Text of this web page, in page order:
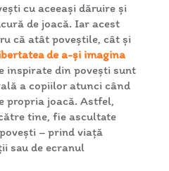
cu aceeași dăruire și
de joacă. Iar acest
căatât poveștile, cât și
de a-și imagina
inspirate din povești sunt
a copiilor atunci când
propria joacă. Astfel,
tine, fie ascultate
– prind viață
sau de ecranul